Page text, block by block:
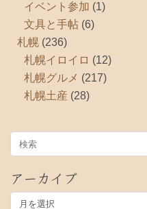
イベント参加 (1)
文具と手帖 (6)
札幌 (236)
札幌イロイロ (12)
札幌グルメ (217)
札幌土産 (28)
アーカイブ